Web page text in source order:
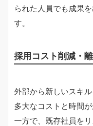
られた人員でも成果
す。
採用コスト削減・
外部から新しいスキ
多大なコストと時間が
一方で、既存社員をリ